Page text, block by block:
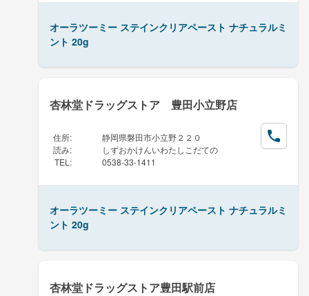
オーラツーミー ステインクリアペースト ナチュラルミ
ント 20g
杏林堂ドラッグストア 豊田小立野店
住所:
静岡県磐田市小立野２２０
読み:
しずおかけんいわたしこだての
TEL : 0538-33-1411
オーラツーミー ステインクリアペースト ナチュラルミ
ント 20g
杏林堂ドラッグストア豊田駅前店